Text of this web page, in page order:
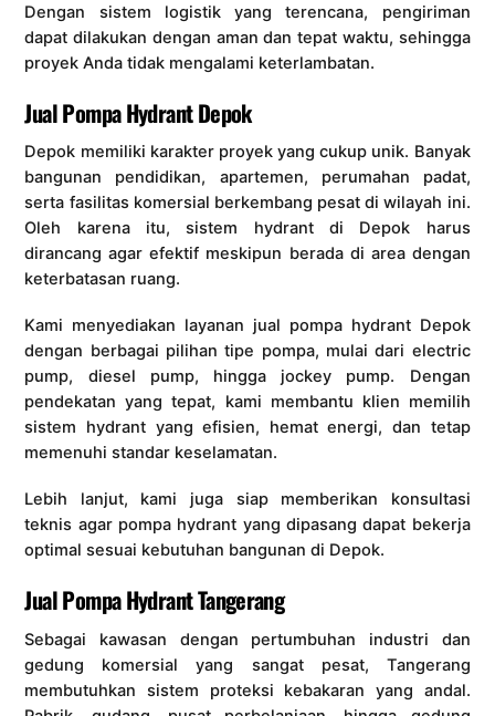
Dengan sistem logistik yang terencana, pengiriman
dapat dilakukan dengan aman dan tepat waktu, sehingga
proyek Anda tidak mengalami keterlambatan.
Jual Pompa Hydrant Depok
Depok memiliki karakter proyek yang cukup unik. Banyak
bangunan pendidikan, apartemen, perumahan padat,
serta fasilitas komersial berkembang pesat di wilayah ini.
Oleh karena itu, sistem hydrant di Depok harus
dirancang agar efektif meskipun berada di area dengan
keterbatasan ruang.
Kami menyediakan layanan jual pompa hydrant Depok
dengan berbagai pilihan tipe pompa, mulai dari electric
pump, diesel pump, hingga jockey pump. Dengan
pendekatan yang tepat, kami membantu klien memilih
sistem hydrant yang efisien, hemat energi, dan tetap
memenuhi standar keselamatan.
Lebih lanjut, kami juga siap memberikan konsultasi
teknis agar pompa hydrant yang dipasang dapat bekerja
optimal sesuai kebutuhan bangunan di Depok.
Jual Pompa Hydrant Tangerang
Sebagai kawasan dengan pertumbuhan industri dan
gedung komersial yang sangat pesat, Tangerang
membutuhkan sistem proteksi kebakaran yang andal.